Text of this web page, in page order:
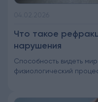
Что такое
нарушения
Способность видеть
физиологический